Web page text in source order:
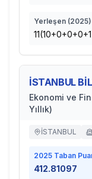
Yerleşen (2025)
İSTANBUL
Ekonomi ve
Yıllık)
İSTANBUL
2025 Taban
412.81097